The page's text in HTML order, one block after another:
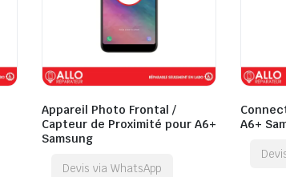
Appareil Photo Frontal /
Capteur de Proximité pour A6+
Samsung
Devis via WhatsApp
A6+